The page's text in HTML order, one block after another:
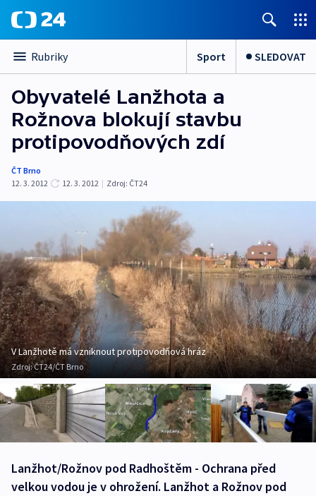
Rubriky Sport SLEDOVAT
Obyvatelé Lanžhota a
Rožnova blokují stavbu
protipovodňových zdí
ČT Brno
12. 3. 2012
12. 3. 2012 | Zdroj: ČT24
V Lanžhotě má vzniknout protipovodňová hráz
Zdroj:ČT24/ČT Brno
Lanžhot/Rožnov pod Radhoštěm - Ochrana před
velkou vodou je v ohrožení. Lanžhot a Rožnov pod